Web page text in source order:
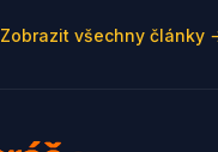
Zobrazit všechny články